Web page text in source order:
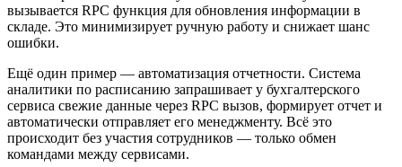
вызывается RPC функция для обновления информации в
складе. Это минимизирует ручную работу и снижает шанс
ошибки.
Ещё один пример — автоматизация отчетности. Система
аналитики по расписанию запрашивает у бухгалтерского
сервиса свежие данные через RPC вызов, формирует отчет и
автоматически отправляет его менеджменту. Всё это
происходит без участия сотрудников — только обмен
командами между сервисами.